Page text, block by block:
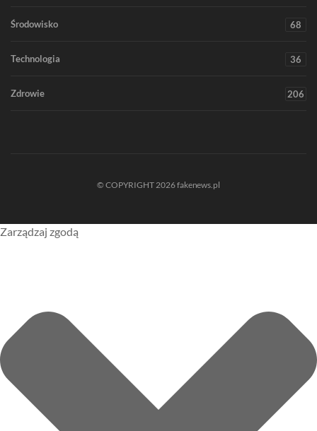
Środowisko 68
Technologia 36
Zdrowie 206
© COPYRIGHT 2026 fakenews.pl
Zarządzaj zgodą